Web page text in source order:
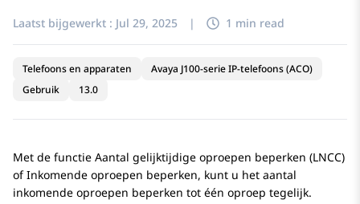
Laatst bijgewerkt : Jul 29, 2025 | 1 min read
Telefoons en apparaten
Avaya J100-serie IP-telefoons (ACO)
Gebruik
13.0
Met de functie Aantal gelijktijdige oproepen beperken (LNCC)
of Inkomende oproepen beperken, kunt u het aantal
inkomende oproepen beperken tot één oproep tegelijk.